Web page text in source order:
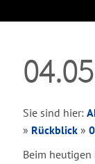
Sie sind hier:
» Rückblick »
Beim heutigen